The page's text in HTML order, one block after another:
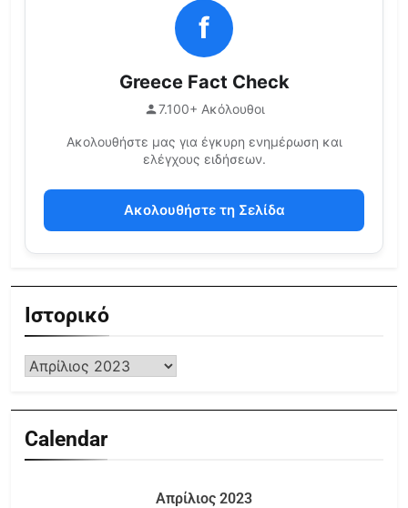
f
Greece Fact Check
7.100+ Ακόλουθοι
Ακολουθήστε μας για έγκυρη ενημέρωση και
ελέγχους ειδήσεων.
Ακολουθήστε τη Σελίδα
Ιστορικό
Calendar
Απρίλιος 2023